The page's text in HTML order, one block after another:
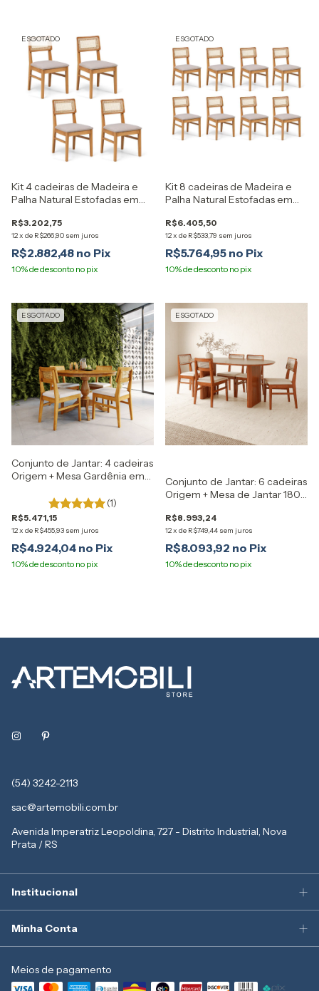
ESGOTADO
Kit 4 cadeiras de Madeira e
Palha Natural Estofadas em
R$3.202,75
12x de R$266,90 sem juros
R$2.882,48
ESGOTADO
Kit 8 cadeiras de Madeira e
Palha Natural Estofadas em
R$6.405,50
12x de R$533,79 sem juros
R$5.764,95
ESGOTADO
Conjunto de Jantar: 4 cadeiras
Origem + Mesa Gardênia em
(1)
R$5.471,15
12x de R$455,93 sem juros
R$4.924,04
ESGOTADO
Conjunto de Jantar: 6 cadeiras
Origem + Mesa de Jantar 180
Artemobili
R$8.993,24
12x de R$749,44 sem juros
R$8.093,92
(54) 3242-2113
sac@artemobili.com.br
Avenida Imperatriz Leopoldina, 727 - Distrito Industrial, Nova
Prata / RS
Institucional
Minha Conta
Meios de pagamento